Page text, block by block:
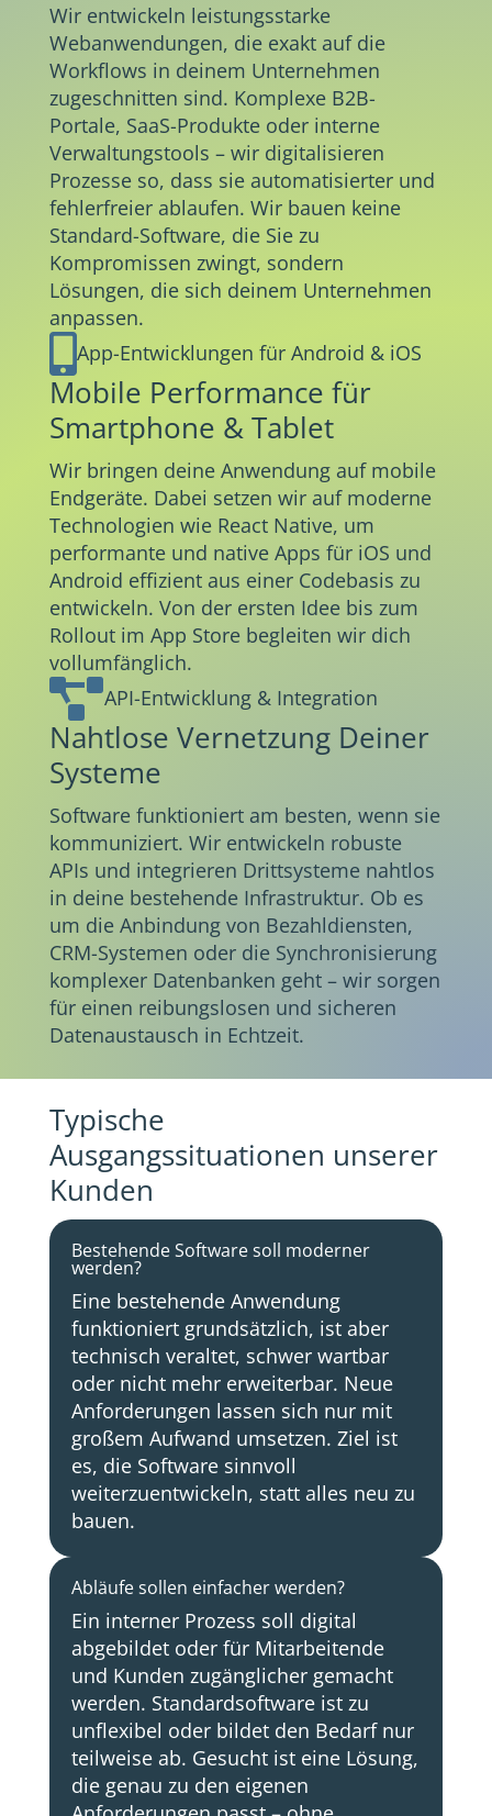
Wir entwickeln leistungsstarke
Webanwendungen, die exakt auf die
Workflows in deinem Unternehmen
zugeschnitten sind. Komplexe B2B-
Portale, SaaS-Produkte oder interne
Verwaltungstools – wir digitalisieren
Prozesse so, dass sie automatisierter und
fehlerfreier ablaufen. Wir bauen keine
Standard-Software, die Sie zu
Kompromissen zwingt, sondern
Lösungen, die sich deinem Unternehmen
anpassen.
App-Entwicklungen für Android & iOS
Mobile Performance für
Smartphone & Tablet
Wir bringen deine Anwendung auf mobile
Endgeräte. Dabei setzen wir auf moderne
Technologien wie React Native, um
performante und native Apps für iOS und
Android effizient aus einer Codebasis zu
entwickeln. Von der ersten Idee bis zum
Rollout im App Store begleiten wir dich
vollumfänglich.
API-Entwicklung & Integration
Nahtlose Vernetzung Deiner
Systeme
Software funktioniert am besten, wenn sie
kommuniziert. Wir entwickeln robuste
APIs und integrieren Drittsysteme nahtlos
in deine bestehende Infrastruktur. Ob es
um die Anbindung von Bezahldiensten,
CRM-Systemen oder die Synchronisierung
komplexer Datenbanken geht – wir sorgen
für einen reibungslosen und sicheren
Datenaustausch in Echtzeit.
Typische
Ausgangssituationen unserer
Kunden
Bestehende Software soll moderner
werden?
Eine bestehende Anwendung
funktioniert grundsätzlich, ist aber
technisch veraltet, schwer wartbar
oder nicht mehr erweiterbar. Neue
Anforderungen lassen sich nur mit
großem Aufwand umsetzen. Ziel ist
es, die Software sinnvoll
weiterzuentwickeln, statt alles neu zu
bauen.
Abläufe sollen einfacher werden?
Ein interner Prozess soll digital
abgebildet oder für Mitarbeitende
und Kunden zugänglicher gemacht
werden. Standardsoftware ist zu
unflexibel oder bildet den Bedarf nur
teilweise ab. Gesucht ist eine Lösung,
die genau zu den eigenen